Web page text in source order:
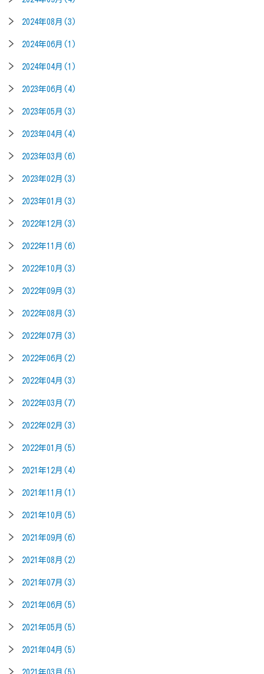
2024年08月(3)
2024年06月(1)
2024年04月(1)
2023年06月(4)
2023年05月(3)
2023年04月(4)
2023年03月(6)
2023年02月(3)
2023年01月(3)
2022年12月(3)
2022年11月(6)
2022年10月(3)
2022年09月(3)
2022年08月(3)
2022年07月(3)
2022年06月(2)
2022年04月(3)
2022年03月(7)
2022年02月(3)
2022年01月(5)
2021年12月(4)
2021年11月(1)
2021年10月(5)
2021年09月(6)
2021年08月(2)
2021年07月(3)
2021年06月(5)
2021年05月(5)
2021年04月(5)